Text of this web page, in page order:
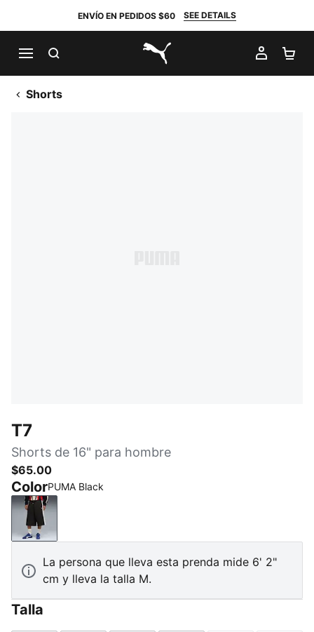
ENVÍO EN PEDIDOS $60 SEE DETAILS
PUMA.com
MI
Shorts
T7
Shorts de 16" para hombre
$65.00
ColorPUMA Black
PUMA Black
La persona que lleva esta prenda mide 6' 2"
cm y lleva la talla M.
Talla